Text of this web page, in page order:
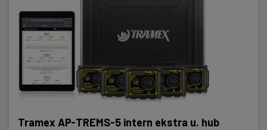
Tramex AP-TREMS-5 intern ekstra u. hub